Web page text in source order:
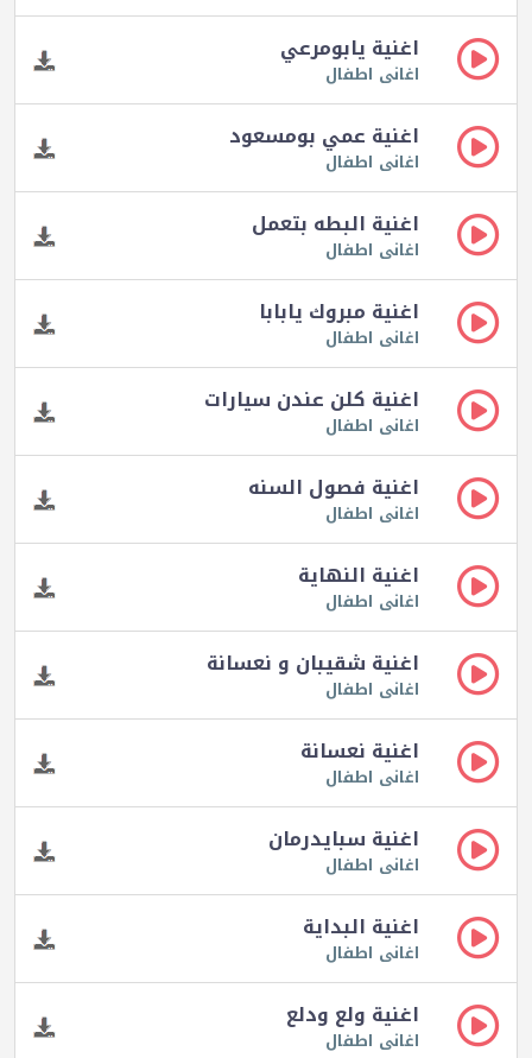
اغنية يابومرعي
اغانى اطفال
اغنية عمي بومسعود
اغانى اطفال
اغنية البطه بتعمل
اغانى اطفال
اغنية مبروك يابابا
اغانى اطفال
اغنية كلن عندن سيارات
اغانى اطفال
اغنية فصول السنه
اغانى اطفال
اغنية النهاية
اغانى اطفال
اغنية شقيبان و نعسانة
اغانى اطفال
اغنية نعسانة
اغانى اطفال
اغنية سبايدرمان
اغانى اطفال
اغنية البداية
اغانى اطفال
اغنية ولع ودلع
اغانى اطفال